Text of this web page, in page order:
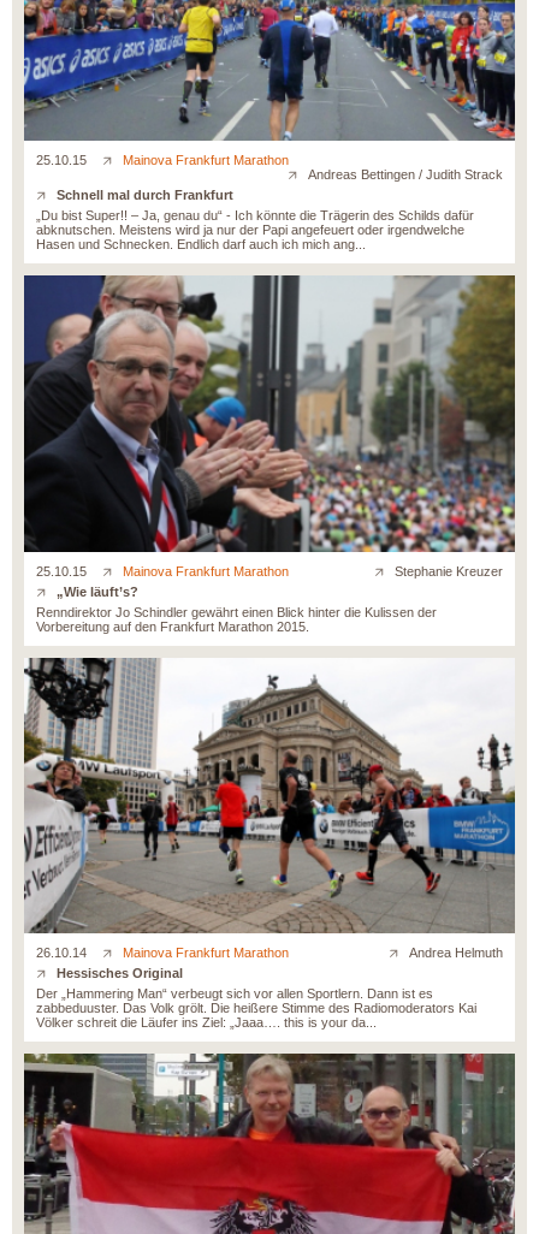
25.10.15
Mainova Frankfurt Marathon
Andreas Bettingen / Judith Strack
Schnell mal durch Frankfurt
„Du bist Super!! – Ja, genau du“ - Ich könnte die Trägerin des Schilds dafür
abknutschen. Meistens wird ja nur der Papi angefeuert oder irgendwelche
Hasen und Schnecken. Endlich darf auch ich mich ang...
25.10.15 Mainova Frankfurt Marathon
Stephanie Kreuzer
„Wie läuft’s?
Renndirektor Jo Schindler gewährt einen Blick hinter die Kulissen der
Vorbereitung auf den Frankfurt Marathon 2015.
26.10.14 Mainova Frankfurt Marathon
Andrea Helmuth
Hessisches Original
Der „Hammering Man“ verbeugt sich vor allen Sportlern. Dann ist es
zabbeduuster. Das Volk grölt. Die heißere Stimme des Radiomoderators Kai
Völker schreit die Läufer ins Ziel: „Jaaa…. this is your da...